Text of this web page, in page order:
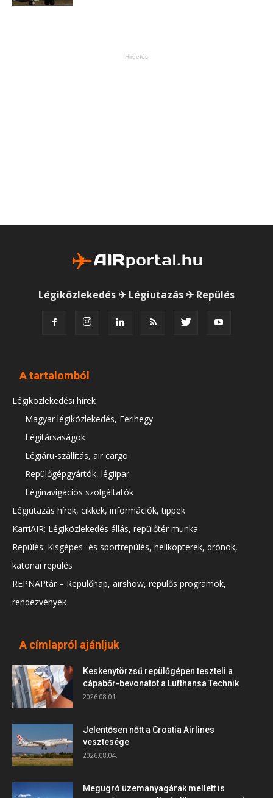
Hirdetés
Légiközlekedés ✈ Légiutazás ✈ Repülés
A tartalomból
Légiközlekedési hírek
Magyar légiközlekedés, Ferihegy
Légitársaságok
Légiáru-szállítás, air cargo
Repülőgépgyártók, légiipar
Léginavigációs szolgáltatók
Légiutazás hírek, cikkek, információk, tippek
KarriAIR: Légiközlekedés állás, repülőtér munka
Repülés: Kisgépes- és sportrepülés, helikopterek, drónok,
katonai repülés
REPNAPtár – Repülőnap, airshow, repülős programok,
rendezvények
A címlapról ajánljuk
Keskenytörzsű repülőgépen teszteli a
cápabőr-bevonatot a Lufthansa Technik
2026.08.01.
Jelentősen nőtt a Croatia Airlines
vesztesége
2026.08.04.
Megugró üzemanyagárak mellett is